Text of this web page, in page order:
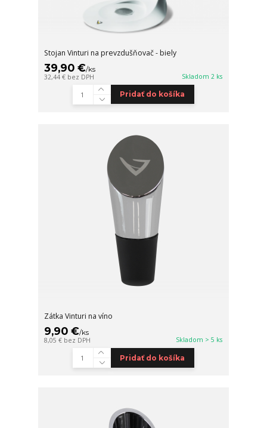
Stojan Vinturi na prevzdušňovač - biely
39,90 €/ks
32,44 € bez DPH Skladom 2 ks
Pridať do košíka
Zátka Vinturi na víno
9,90 €/ks
8,05 € bez DPH Skladom > 5 ks
Pridať do košíka